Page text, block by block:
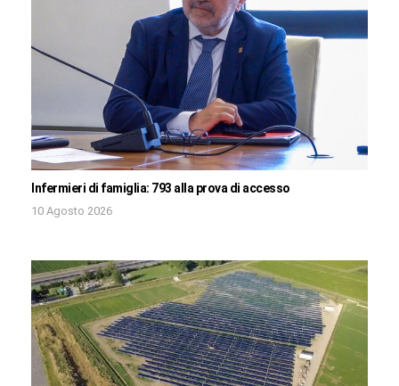
Infermieri di famiglia: 793 alla prova di accesso
10 Agosto 2026